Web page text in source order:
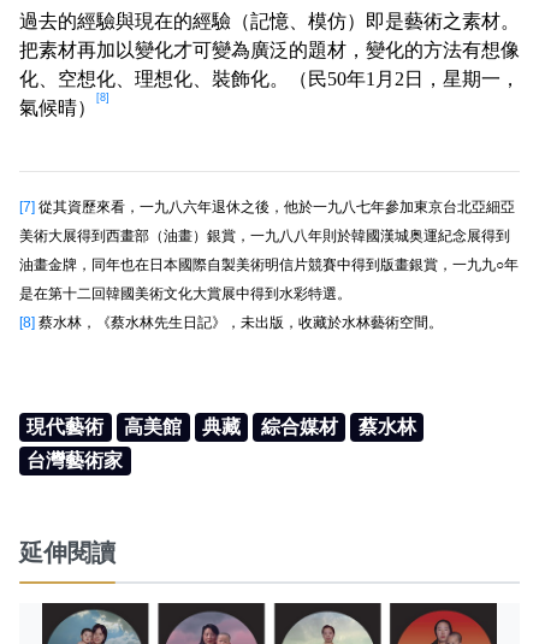
過去的經驗與現在的經驗（記憶、模仿）即是藝術之素材。
把素材再加以變化才可變為廣泛的題材，變化的方法有想像
化、空想化、理想化、裝飾化。（民50年1月2日，星期一，
氣候晴）
[8]
[7] 從其資歷來看，一九八六年退休之後，他於一九八七年參加東京台北亞細亞
美術大展得到西畫部（油畫）銀賞，一九八八年則於韓國漢城奥運紀念展得到
油畫金牌，同年也在日本國際自製美術明信片競賽中得到版畫銀賞，一九九○年
是在第十二回韓國美術文化大賞展中得到水彩特選。
[8] 蔡水林，《蔡水林先生日記》，未出版，收藏於水林藝術空間。
現代藝術 高美館 典藏 綜合媒材
蔡水林
台灣藝術家
延伸閱讀